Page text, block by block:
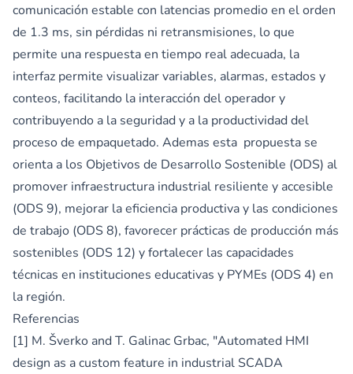
comunicación estable con latencias promedio en el orden
de 1.3 ms, sin pérdidas ni retransmisiones, lo que
permite una respuesta en tiempo real adecuada, la
interfaz permite visualizar variables, alarmas, estados y
conteos, facilitando la interacción del operador y
contribuyendo a la seguridad y a la productividad del
proceso de empaquetado. Ademas esta propuesta se
orienta a los Objetivos de Desarrollo Sostenible (ODS) al
promover infraestructura industrial resiliente y accesible
(ODS 9), mejorar la eficiencia productiva y las condiciones
de trabajo (ODS 8), favorecer prácticas de producción más
sostenibles (ODS 12) y fortalecer las capacidades
técnicas en instituciones educativas y PYMEs (ODS 4) en
la región.
Referencias
[1] M. Šverko and T. Galinac Grbac, "Automated HMI
design as a custom feature in industrial SCADA